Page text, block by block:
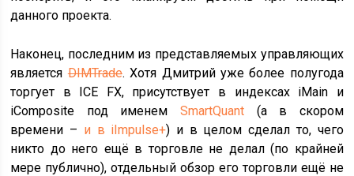
данного проекта.
Наконец, последним из представляемых управляющих
являетсяDIMTrade. Хотя Дмитрий уже более полугода
торгует в ICE FX, присутствует в индексах iMain и
iComposite под именем SmartQuant (а в скором
времени – и в iImpulse+) и в целом сделал то, чего
никто до него ещё в торговле не делал (по крайней
мере публично), отдельный обзор его торговли ещё не